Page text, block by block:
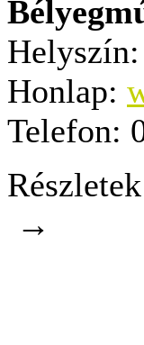
Helyszín:
Honlap:
Telefon:
Részletek
→